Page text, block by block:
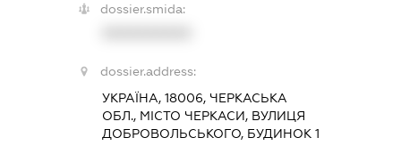
dossier.smida:
dossier.address:
УКРАЇНА, 18006, ЧЕРКАСЬКА
ОБЛ., МІСТО ЧЕРКАСИ, ВУЛИЦЯ
ДОБРОВОЛЬСЬКОГО, БУДИНОК 1